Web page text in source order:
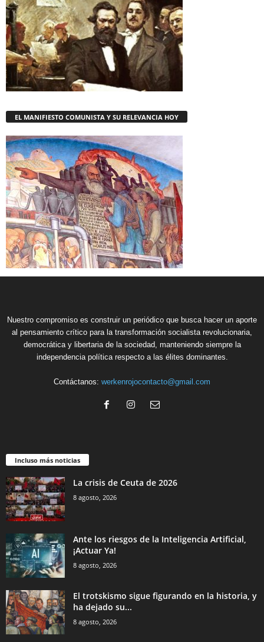
EL MANIFIESTO COMUNISTA Y SU RELEVANCIA HOY
Nuestro compromiso es construir un periódico que busca hacer un aporte
al pensamiento crítico para la transformación socialista revolucionaria,
democrática y libertaria de la sociedad, manteniendo siempre la
independencia política respecto a las élites dominantes.
Contáctanos: werkenrojocontacto@gmail.com
Incluso más noticias
La crisis de Ceuta de 2026
8 agosto, 2026
Ante los riesgos de la Inteligencia Artificial,
¡Actuar Ya!
8 agosto, 2026
El trotskismo sigue figurando en la historia, y
ha dejado su...
8 agosto, 2026